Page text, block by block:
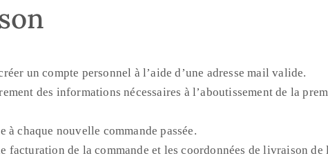
un compte personnel à l’aide d’une adresse mail valide.
des informations nécessaires à l’aboutissement de la
à chaque nouvelle commande passée.
facturation de la commande et les coordonnées de livraison de